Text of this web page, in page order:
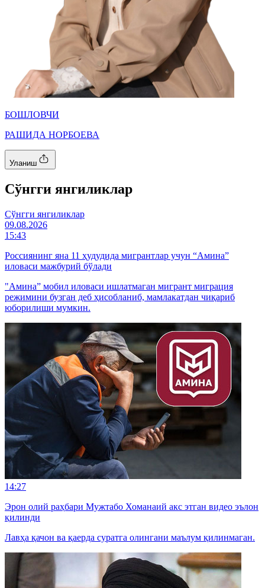
БОШЛОВЧИ
РАШИДА НОРБОЕВА
Уланиш
Cўнгги янгиликлар
Cўнгги янгиликлар
09.08.2026
15:43
Россиянинг яна 11 ҳудудида мигрантлар учун “Амина”
иловаси мажбурий бўлади
"Амина” мобил иловаси ишлатмаган мигрант миграция
режимини бузган деб ҳисобланиб, мамлакатдан чиқариб
юборилиши мумкин.
14:27
Эрон олий раҳбари Мужтабо Хоманаий акс этган видео эълон
қилинди
Лавҳа қачон ва қаерда суратга олингани маълум қилинмаган.